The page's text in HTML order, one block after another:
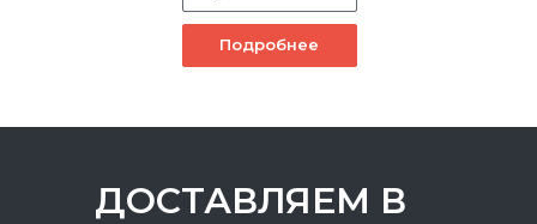
Подробнее
ДОСТАВЛЯЕМ В